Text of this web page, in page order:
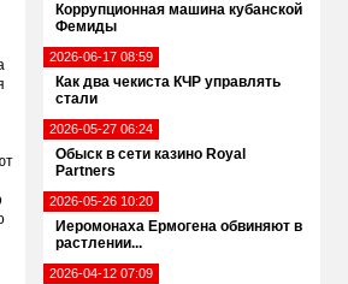
Коррупционная машина кубанской
Фемиды
2026-06-17 08:59
Как два чекиста КЧР управлять
стали
2026-05-27 06:24
Обыск в сети казино Royal
Partners
2026-05-26 10:20
Иеромонаха Ермогена обвиняют в
растлении...
2026-04-12 07:09